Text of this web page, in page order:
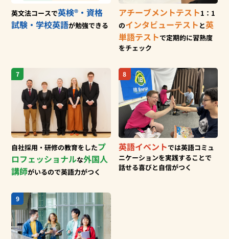
英文法コースで英検®・資格
試験・学校英語が勉強できる
アチーブメントテスト1：1
のインタビューテスト と英
単語テストで定期的に習熟度
をチェック
7
自社採用・研修の教育をしたプ
ロフェッショナルな外国人
講師がいるので英語力がつく
8
英語イベントでは英語コミュ
ニケーションを実践することで
話せる喜びと自信がつく
9